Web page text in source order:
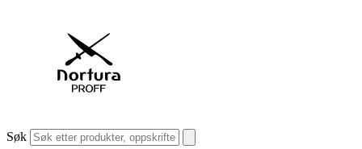
Søk